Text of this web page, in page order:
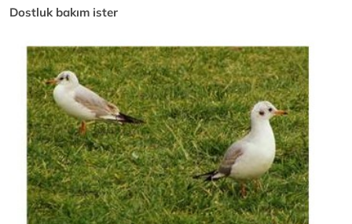
Dostluk bakım ister